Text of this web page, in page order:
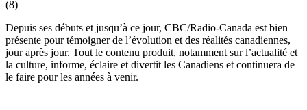
(8)
Depuis ses débuts et jusqu’à ce jour, CBC/Radio-Canada est bien
présente pour témoigner de l’évolution et des réalités canadiennes,
jour après jour. Tout le contenu produit, notamment sur l’actualité et
la culture, informe, éclaire et divertit les Canadiens et continuera de
le faire pour les années à venir.